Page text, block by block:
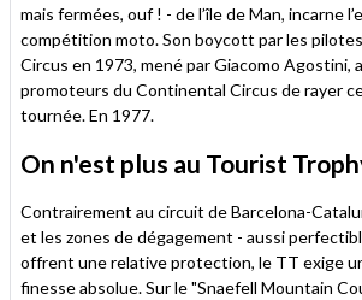
mais fermées, ouf ! - de l’île de Man, incarne
compétition moto. Son boycott par les
Circus en 1973, mené par Giacomo Agostini,
promoteurs du Continental Circus de rayer
tournée. En 1977.
On n'est plus au Tourist
Contrairement au circuit de Barcelona-
et les zones de dégagement - aussi
offrent une relative protection, le TT exige
finesse absolue. Sur le "Snaefell Mountain